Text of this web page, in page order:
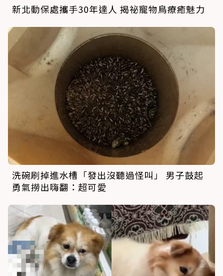
新北動保處攜手30年達人 揭祕寵物鳥療癒魅力
洗碗刷掉進水槽「發出沒聽過怪叫」 男子鼓起
勇氣撈出嗨翻：超可愛